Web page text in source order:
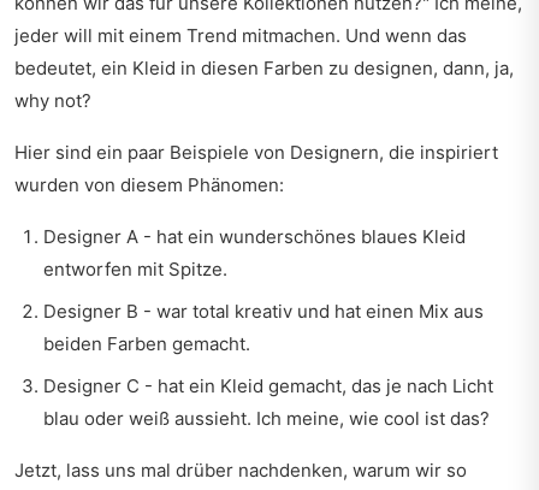
jeder will mit einem Trend mitmachen. Und wenn das
bedeutet, ein Kleid in diesen Farben zu designen, dann, ja,
why not?
Hier sind ein paar Beispiele von Designern, die inspiriert
wurden von diesem Phänomen:
Designer A - hat ein wunderschönes blaues Kleid
entworfen mit Spitze.
Designer B - war total kreativ und hat einen Mix aus
beiden Farben gemacht.
Designer C - hat ein Kleid gemacht, das je nach Licht
blau oder weiß aussieht. Ich meine, wie cool ist das?
Jetzt, lass uns mal drüber nachdenken, warum wir so